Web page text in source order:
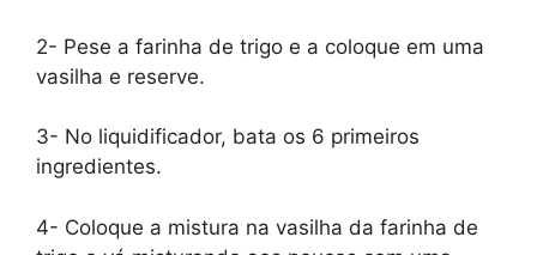
2- Pese a farinha de trigo e a coloque em uma
vasilha e reserve.
3- No liquidificador, bata os 6 primeiros
ingredientes.
4- Coloque a mistura na vasilha da farinha de